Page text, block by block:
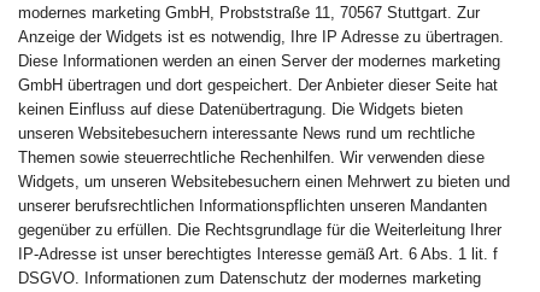
modernes marketing GmbH, Probststraße 11, 70567 Stuttgart. Zur
Anzeige der Widgets ist es notwendig, Ihre IP Adresse zu übertragen.
Diese Informationen werden an einen Server der modernes marketing
GmbH übertragen und dort gespeichert. Der Anbieter dieser Seite hat
keinen Einfluss auf diese Datenübertragung. Die Widgets bieten
unseren Websitebesuchern interessante News rund um rechtliche
Themen sowie steuerrechtliche Rechenhilfen. Wir verwenden diese
Widgets, um unseren Websitebesuchern einen Mehrwert zu bieten und
unserer berufsrechtlichen Informationspflichten unseren Mandanten
gegenüber zu erfüllen. Die Rechtsgrundlage für die Weiterleitung Ihrer
IP-Adresse ist unser berechtigtes Interesse gemäß Art. 6 Abs. 1 lit. f
DSGVO. Informationen zum Datenschutz der modernes marketing